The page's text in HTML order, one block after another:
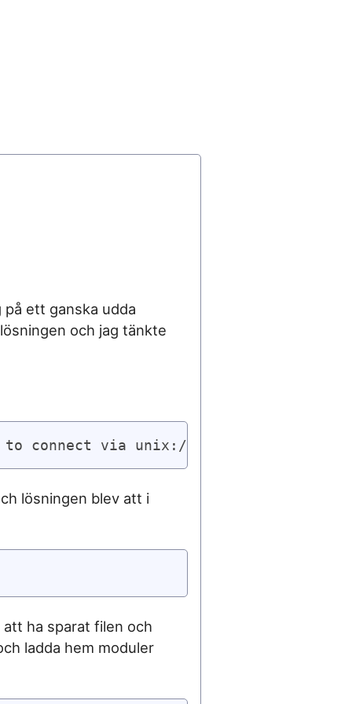
ett ganska udda
och jag tänkte
connect via unix:///var/mysql/
lösningen blev att i
ha sparat filen och
ladda hem moduler